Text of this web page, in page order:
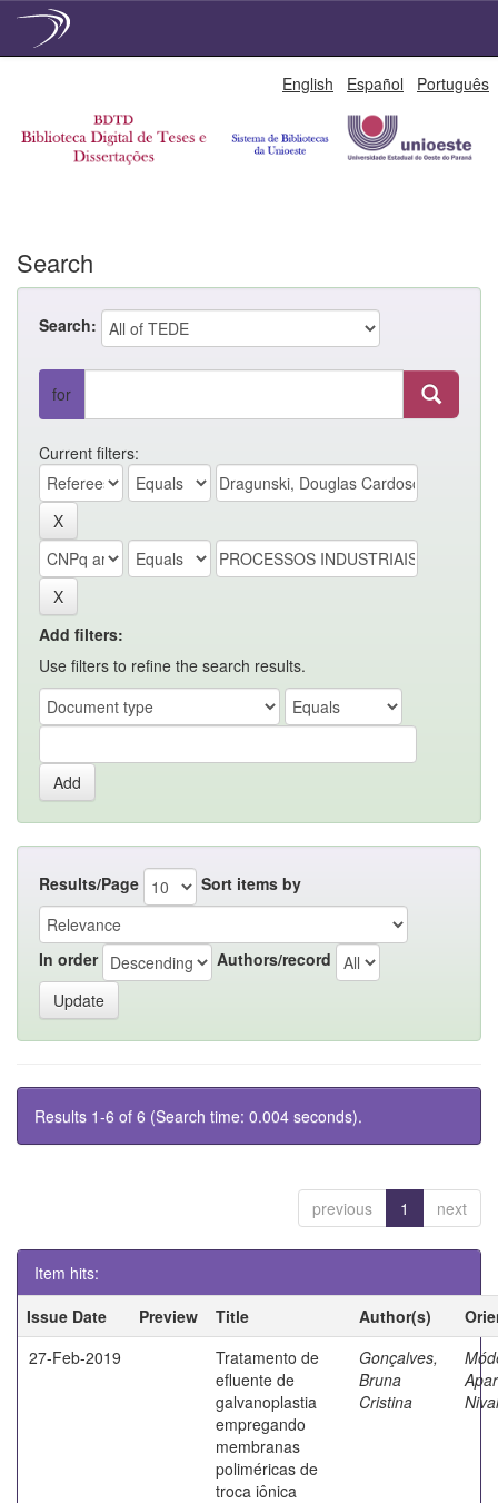
English Español Português
Search
Search:
for
Current filters:
Add filters:
Use filters to refine the search results.
Results/Page Sort items by
In order Authors/record
Results 1-6 of 6 (Search time: 0.004 seconds).
previous 1 next
Item hits:
Issue Date
Preview Title Author(s)
27-Feb-2019
Tratamento de
efluente de
galvanoplastia
empregando
membranas
poliméricas de
troca iônica
Gonçalves,
Bruna
Cristina